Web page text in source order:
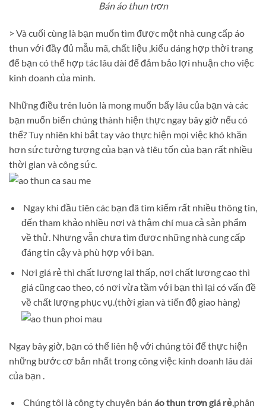
Bán áo thun trơn
> Và cuối cùng là bạn muốn tìm được một nhà cung cấp áo
thun với đầy đủ mẫu mã, chất liệu ,kiểu dáng hợp thời trang
để bạn có thể hợp tác lâu dài để đảm bảo lợi nhuận cho việc
kinh doanh của mình.
Những điều trên luôn là mong muốn bấy lâu của bạn và các
bạn muốn biến chúng thành hiện thực ngay bây giờ nếu có
thể? Tuy nhiên khi bắt tay vào thực hiện mọi việc khó khăn
hơn sức tưởng tượng của bạn và tiêu tốn của bạn rất nhiều
thời gian và công sức.
Ngay khi đầu tiên các bạn đã tìm kiếm rất nhiều thông tin,
đến tham khảo nhiều nơi và thậm chí mua cả sản phẩm
về thử. Nhưng vẫn chưa tìm được những nhà cung cấp
đáng tin cậy và phù hợp với bạn.
Nơi giá rẻ thì chất lượng lại thấp, nơi chất lượng cao thì
giá cũng cao theo, có nơi vừa tầm với bạn thì lại có vấn đề
về chất lượng phục vụ.(thời gian và tiến độ giao hàng)
Ngay bây giờ, bạn có thể liên hệ với chúng tôi để thực hiện
những bước cơ bản nhất trong công việc kinh doanh lâu dài
của bạn .
Chúng tôi là công ty chuyên bán áo thun trơn giá rẻ,phân